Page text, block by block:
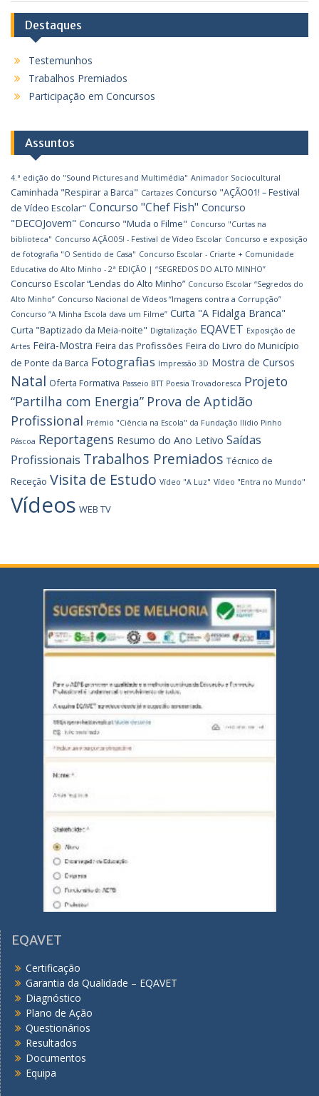
Destaques
Testemunhos
Trabalhos Premiados
Participação em Concursos
Assuntos
4.ª edição do "Sound Pictures and Multimédia" Animador Sociocultural
Caminhada "Respirar a Barca" Cartazes Concurso "AÇÃO01! – Festival
de Vídeo Escolar" Concurso "Chef Fish" Concurso
"DECOJovem" Concurso "Muda o Filme" Concurso "Curtas na
biblioteca" Concurso AÇÃO05! - Festival de Vídeo Escolar Concurso e exposição
de fotografia "O Sentido de Casa" Concurso Escolar - Criarte + Comunidade
Educativa do Alto Minho - 2ª EDIÇÃO | “SEGREDOS DO ALTO MINHO”
Concurso Escolar “Lendas do Alto Minho” Concurso Escolar “Segredos do
Alto Minho” Concurso Nacional de Vídeos “Imagens contra a Corrupção”
Concurso “A Minha Escola dava um Filme” Curta "A Fidalga Branca"
Curta "Baptizado da Meia-noite" Digitalização EQAVET Exposição de
Artes Feira-Mostra Feira das Profissões Feira do Livro do Município
de Ponte da Barca Fotografias Impressão 3D Mostra de Cursos
Natal Oferta Formativa Passeio BTT Poesia Trovadoresca Projeto
“Partilha com Energia” Prova de Aptidão
Profissional Prémio "Ciência na Escola" da Fundação Ilídio Pinho
Páscoa Reportagens Resumo do Ano Letivo Saídas
Profissionais Trabalhos Premiados Técnico de
Receção Visita de Estudo Vídeo "A Luz" Vídeo "Entra no Mundo"
Vídeos WEB TV
EQAVET
Certificação
Garantia da Qualidade – EQAVET
Diagnóstico
Plano de Ação
Questionários
Resultados
Documentos
Equipa